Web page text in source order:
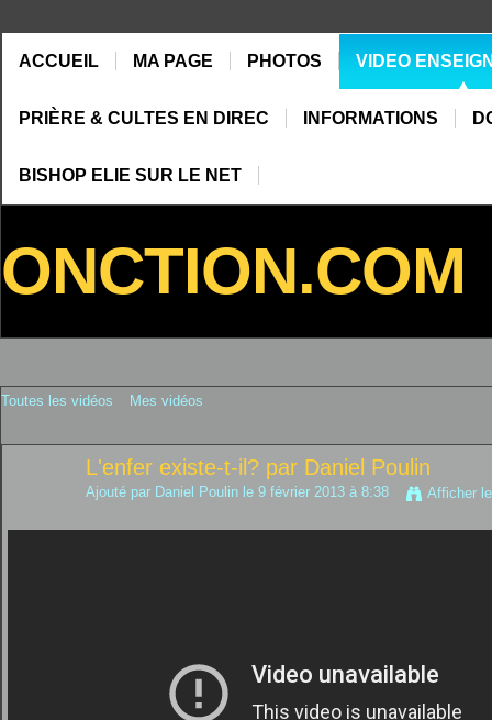
ACCUEIL MA PAGE PHOTOS VIDEO
PRIÈRE & CULTES EN DIREC INFORMATIONS
BISHOP ELIE SUR LE NET
ONCTION.COM
Toutes les vidéos Mes vidéos
L'enfer existe-t-il? par Daniel Poulin
Ajouté par Daniel Poulin le 9 février 2013 à 8:38 Afficher